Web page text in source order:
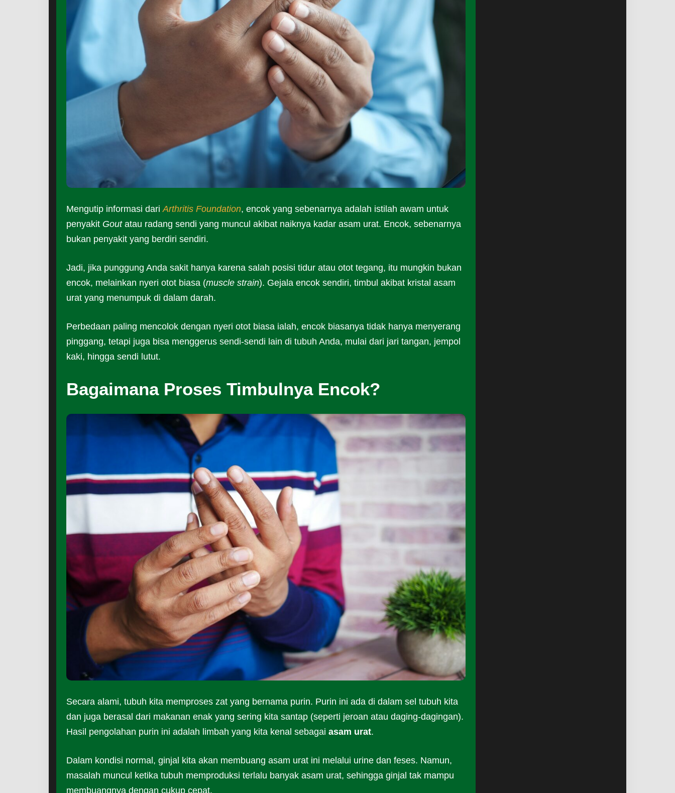
Mengutip informasi dari Arthritis Foundation, encok yang sebenarnya adalah istilah awam untuk
penyakit Goutatau radang sendi yang muncul akibat naiknya kadar asam urat. Encok, sebenarnya
bukan penyakit yang berdiri sendiri.
Jadi, jika punggung Anda sakit hanya karena salah posisi tidur atau otot tegang, itu mungkin bukan
encok, melainkan nyeri otot biasa (muscle strain). Gejala encok sendiri, timbul akibat kristal asam
urat yang menumpuk di dalam darah.
Perbedaan paling mencolok dengan nyeri otot biasa ialah, encok biasanya tidak hanya menyerang
pinggang, tetapi juga bisa menggerus sendi-sendi lain di tubuh Anda, mulai dari jari tangan, jempol
kaki, hingga sendi lutut.
Bagaimana Proses Timbulnya Encok?
Secara alami, tubuh kita memproses zat yang bernama purin. Purin ini ada di dalam sel tubuh kita
dan juga berasal dari makanan enak yang sering kita santap (seperti jeroan atau daging-dagingan).
Hasil pengolahan purin ini adalah limbah yang kita kenal sebagai asam urat.
Dalam kondisi normal, ginjal kita akan membuang asam urat ini melalui urine dan feses. Namun,
masalah muncul ketika tubuh memproduksi terlalu banyak asam urat, sehingga ginjal tak mampu
membuangnya dengan cukup cepat.